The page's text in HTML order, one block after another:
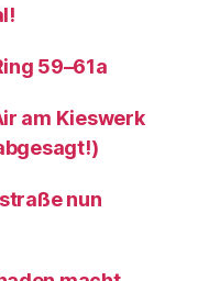
59–61a
am Kieswerk
nun